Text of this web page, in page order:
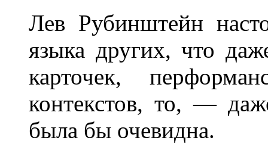
Лев Рубинштейн
языка других, что
карточек,
контекстов, то, —
была бы очевидна.